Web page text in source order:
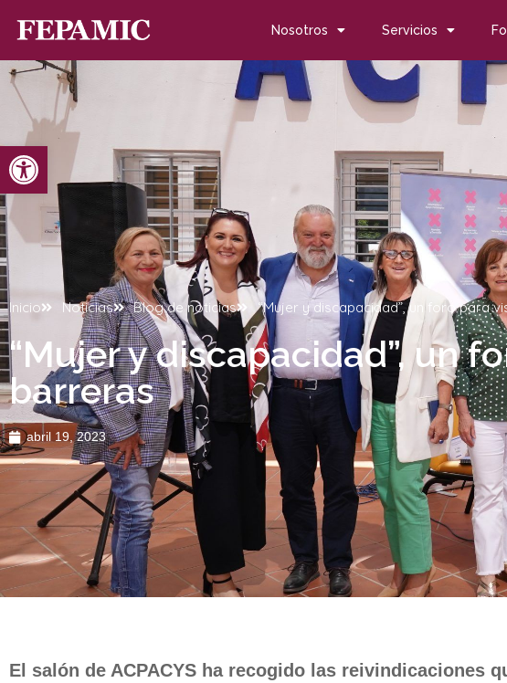
Abrir barra de herramientas
Nosotros Servicios
Inicio Noticias Blog de noticias “Mujer y discapacidad”, un foro para
“Mujer y discapacidad”, un
barreras
abril 19, 2023
El salón de ACPACYS ha recogido las reivindicaciones